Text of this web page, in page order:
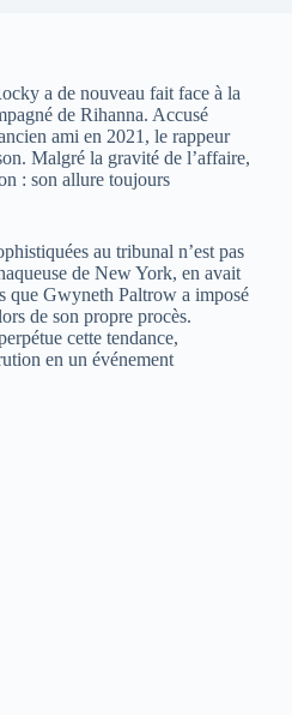
a de nouveau fait face à la
de Rihanna. Accusé
ami en 2021, le rappeur
Malgré la gravité de l’affaire,
: son allure toujours
au tribunal n’est pas
de New York, en avait
que Gwyneth Paltrow a imposé
de son propre procès.
cette tendance,
en un événement